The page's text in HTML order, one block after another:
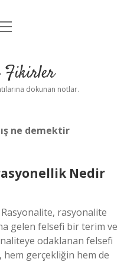
Uyarı
Fikirler
dokunan notlar.
ne demektir
Nedir
rasyonalite
gelen felsefi bir terim ve
odaklanan felsefi
gerçekliğin hem de